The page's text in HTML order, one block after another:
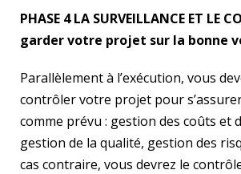
PHASE 4 LA SURVEILLANCE ET LE
garder votre projet sur la bonne
Parallèlement à l’exécution, vous
contrôler votre projet pour
comme prévu : gestion des coûts et
gestion de la qualité, gestion des
cas contraire, vous devrez le